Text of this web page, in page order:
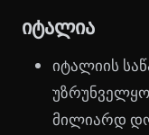
იტალია
იტალიის
მილიარდ